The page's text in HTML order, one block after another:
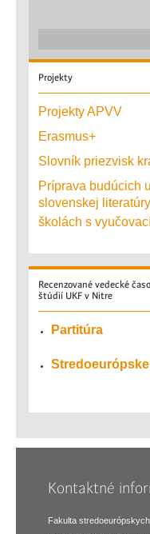
Projekty
Projekty APVV
Erasmus+
Slovník priezvisk
Príprava budúcich
slovenskej
školách s
Recenzované vedecké
štúdií UKF v Nitre
Partitúra
Kontaktné
Fakulta